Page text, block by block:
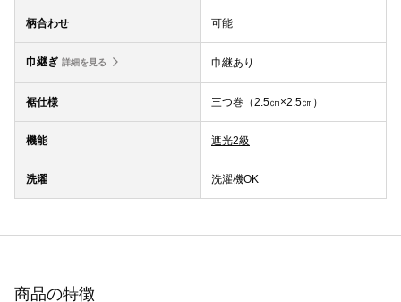
柄合わせ 可能
巾継ぎ 詳細を見る 巾継あり
裾仕様 三つ巻（2.5㎝×2.5㎝）
機能 遮光2級
洗濯 洗濯機OK
商品の特徴